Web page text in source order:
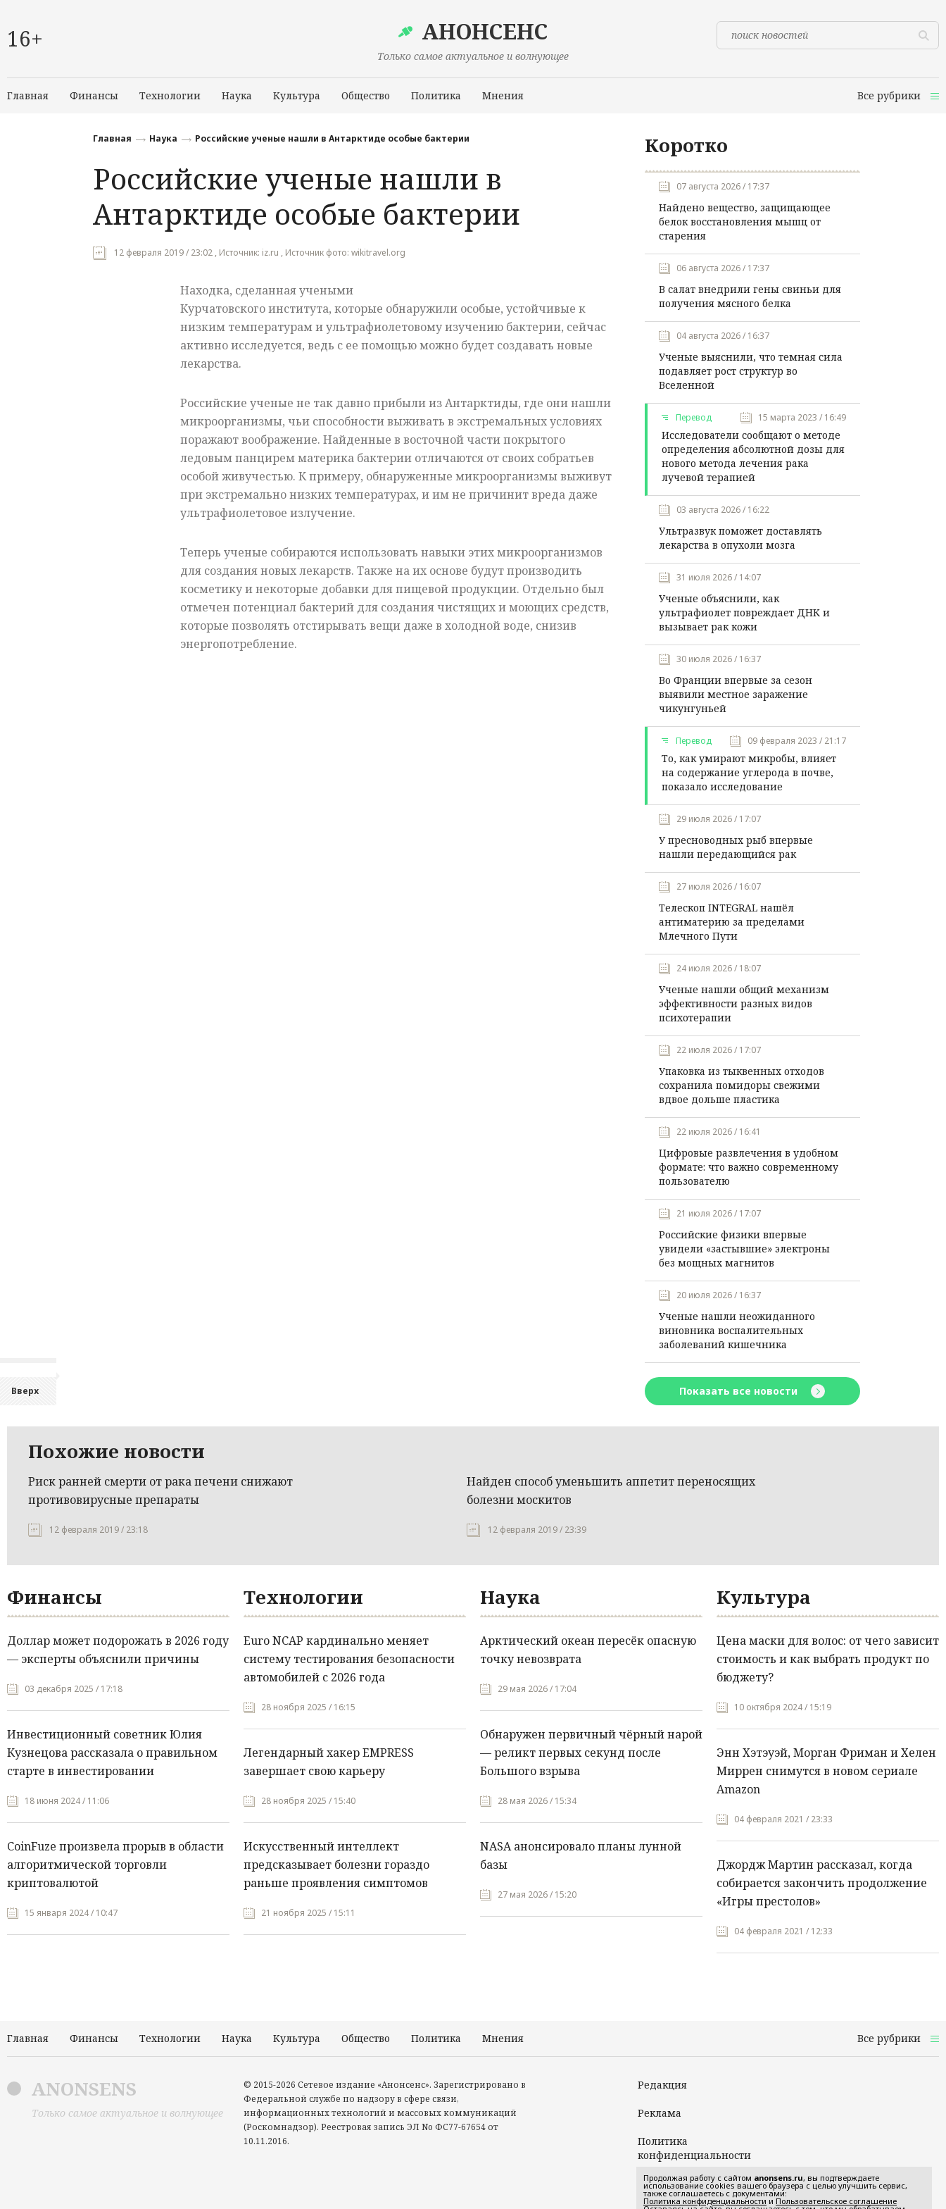
16+ АНОНСЕНС
Только самое актуальное и волнующее
Главная Финансы Технологии Наука Культура Общество Политика Мнения Все рубрики
Происшествия
Вверх
Главная Наука Российские ученые нашли в Антарктиде особые бактерии
Российские ученые нашли в
Антарктиде особые бактерии
12 февраля 2019 / 23:02 , Источник: iz.ru , Источник фото: wikitravel.org
Находка, сделанная учеными
Курчатовского института, которые обнаружили особые, устойчивые к
низким температурам и ультрафиолетовому изучению бактерии, сейчас
активно исследуется, ведь с ее помощью можно будет создавать новые
лекарства.
Российские ученые не так давно прибыли из Антарктиды, где они нашли
микроорганизмы, чьи способности выживать в экстремальных условиях
поражают воображение. Найденные в восточной части покрытого
ледовым панцирем материка бактерии отличаются от своих собратьев
особой живучестью. К примеру, обнаруженные микроорганизмы выживут
при экстремально низких температурах, и им не причинит вреда даже
ультрафиолетовое излучение.
Теперь ученые собираются использовать навыки этих микроорганизмов
для создания новых лекарств. Также на их основе будут производить
косметику и некоторые добавки для пищевой продукции. Отдельно был
отмечен потенциал бактерий для создания чистящих и моющих средств,
которые позволять отстирывать вещи даже в холодной воде, снизив
энергопотребление.
Коротко
07 августа 2026 / 17:37
Найдено вещество, защищающее
белок восстановления мышц от
старения
06 августа 2026 / 17:37
В салат внедрили гены свиньи для
получения мясного белка
04 августа 2026 / 16:37
Ученые выяснили, что темная сила
подавляет рост структур во
Вселенной
Перевод 15 марта 2023 / 16:49
Исследователи сообщают о методе
определения абсолютной дозы для
нового метода лечения рака
лучевой терапией
03 августа 2026 / 16:22
Ультразвук поможет доставлять
лекарства в опухоли мозга
31 июля 2026 / 14:07
Ученые объяснили, как
ультрафиолет повреждает ДНК и
вызывает рак кожи
30 июля 2026 / 16:37
Во Франции впервые за сезон
выявили местное заражение
чикунгуньей
Перевод 09 февраля 2023 / 21:17
То, как умирают микробы, влияет
на содержание углерода в почве,
показало исследование
29 июля 2026 / 17:07
У пресноводных рыб впервые
нашли передающийся рак
27 июля 2026 / 16:07
Телескоп INTEGRAL нашёл
антиматерию за пределами
Млечного Пути
24 июля 2026 / 18:07
Ученые нашли общий механизм
эффективности разных видов
психотерапии
22 июля 2026 / 17:07
Упаковка из тыквенных отходов
сохранила помидоры свежими
вдвое дольше пластика
22 июля 2026 / 16:41
Цифровые развлечения в удобном
формате: что важно современному
пользователю
21 июля 2026 / 17:07
Российские физики впервые
увидели «застывшие» электроны
без мощных магнитов
20 июля 2026 / 16:37
Ученые нашли неожиданного
виновника воспалительных
заболеваний кишечника
Показать все новости
Похожие новости
Риск ранней смерти от рака печени снижают
противовирусные препараты
12 февраля 2019 / 23:18
Найден способ уменьшить аппетит переносящих
болезни москитов
12 февраля 2019 / 23:39
Финансы
Доллар может подорожать в 2026 году
— эксперты объяснили причины
03 декабря 2025 / 17:18
Инвестиционный советник Юлия
Кузнецова рассказала о правильном
старте в инвестировании
18 июня 2024 / 11:06
CoinFuze произвела прорыв в области
алгоритмической торговли
криптовалютой
15 января 2024 / 10:47
Технологии
Euro NCAP кардинально меняет
систему тестирования безопасности
автомобилей с 2026 года
28 ноября 2025 / 16:15
Легендарный хакер EMPRESS
завершает свою карьеру
28 ноября 2025 / 15:40
Искусственный интеллект
предсказывает болезни гораздо
раньше проявления симптомов
21 ноября 2025 / 15:11
Наука
Арктический океан пересёк опасную
точку невозврата
29 мая 2026 / 17:04
Обнаружен первичный чёрный нарой
— реликт первых секунд после
Большого взрыва
28 мая 2026 / 15:34
NASA анонсировало планы лунной
базы
27 мая 2026 / 15:20
Культура
Цена маски для волос: от чего зависит
стоимость и как выбрать продукт по
бюджету?
10 октября 2024 / 15:19
Энн Хэтэуэй, Морган Фриман и Хелен
Миррен снимутся в новом сериале
Amazon
04 февраля 2021 / 23:33
Джордж Мартин рассказал, когда
собирается закончить продолжение
«Игры престолов»
04 февраля 2021 / 12:33
Главная Финансы Технологии Наука Культура Общество Политика Мнения Все рубрики
ANONSENS
Только самое актуальное и волнующее
© 2015-2026 Сетевое издание «Анонсенс». Зарегистрировано в
Федеральной службе по надзору в сфере связи,
информационных технологий и массовых коммуникаций
(Роскомнадзор). Реестровая запись ЭЛ No ФС77-67654 от
10.11.2016.
Редакция
Реклама
Политика
конфиденциальности
Пользовательское
соглашение
Продолжая работу с сайтом anonsens.ru, вы подтверждаете
использование cookies вашего браузера с целью улучшить сервис,
также соглашаетесь с документами:
Политика конфиденциальности и Пользовательское соглашение